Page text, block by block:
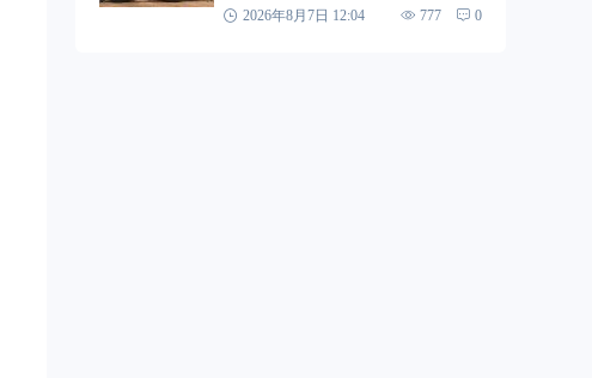
2026年8月7日 12:04
777 0